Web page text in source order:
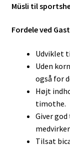
Müsli til
Fordele ved
Udviklet
Uden
også for
Højt
timothe.
Giver
Tilsat